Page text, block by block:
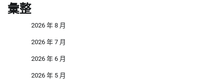
彙整
2026 年 8 月
2026 年 7 月
2026 年 6 月
2026 年 5 月